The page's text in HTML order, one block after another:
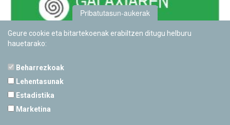
Pribatutasun-aukerak
Geure cookie eta bitartekoenak erabiltzen ditugu helburu
hauetarako:
Beharrezkoak
Lehentasunak
Estadistika
Marketina